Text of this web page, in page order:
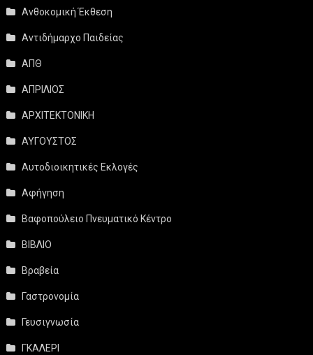
Ανθοκομική Έκθεση
Αντιδήμαρχο Παιδείας
ΑΠΘ
ΑΠΡΙΛΙΟΣ
ΑΡΧΙΤΕΚΤΟΝΙΚΗ
ΑΥΓΟΥΣΤΟΣ
Αυτοδιοικητικές Εκλογές
Αφήγηση
Βαφοπούλειο Πνευματικό Κέντρο
ΒΙΒΛΙΟ
Βραβεία
Γαστρονομία
Γευσιγνωσία
ΓΚΑΛΕΡΙ